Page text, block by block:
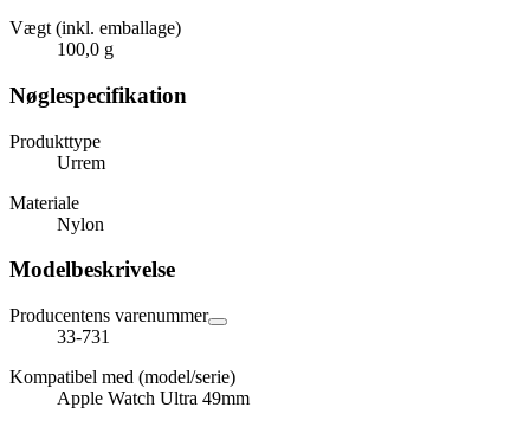
Vægt (inkl. emballage)
100,0 g
Nøglespecifikation
Produkttype
Urrem
Materiale
Nylon
Modelbeskrivelse
Producentens varenummer
33-731
Kompatibel med (model/serie)
Apple Watch Ultra 49mm